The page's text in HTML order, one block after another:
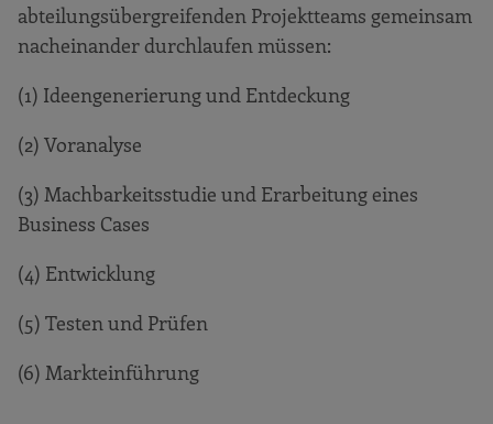
abteilungsübergreifenden Projektteams gemeinsam
nacheinander durchlaufen müssen:
(1) Ideengenerierung und Entdeckung
(2) Voranalyse
(3) Machbarkeitsstudie und Erarbeitung eines
Business Cases
(4) Entwicklung
(5) Testen und Prüfen
(6) Markteinführung